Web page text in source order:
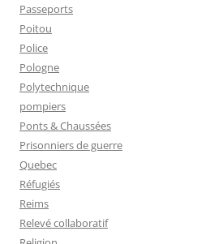
Passeports
Poitou
Police
Pologne
Polytechnique
pompiers
Ponts & Chaussées
Prisonniers de guerre
Quebec
Réfugiés
Reims
Relevé collaboratif